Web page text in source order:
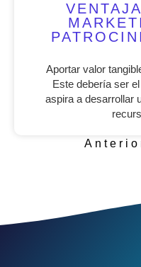
Aportar valor
Este debería ser
aspira a desarrollar